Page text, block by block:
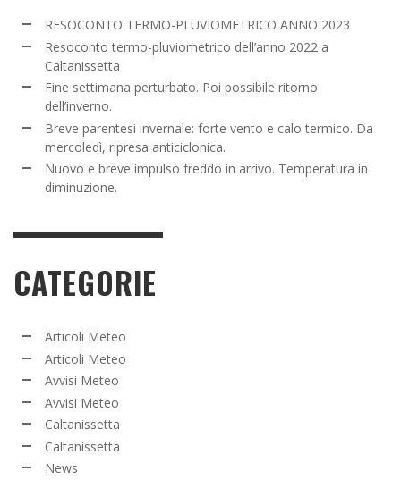
RESOCONTO TERMO-PLUVIOMETRICO ANNO 2023
Resoconto termo-pluviometrico dell’anno 2022 a
Caltanissetta
Fine settimana perturbato. Poi possibile ritorno
dell’inverno.
Breve parentesi invernale: forte vento e calo termico. Da
mercoledì, ripresa anticiclonica.
Nuovo e breve impulso freddo in arrivo. Temperatura in
diminuzione.
CATEGORIE
Articoli Meteo
Articoli Meteo
Avvisi Meteo
Avvisi Meteo
Caltanissetta
Caltanissetta
News